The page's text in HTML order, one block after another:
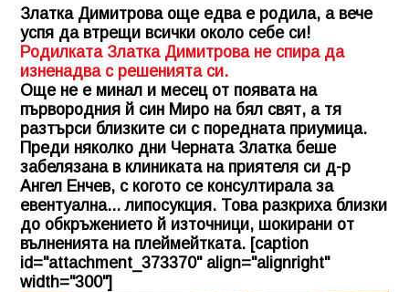
Златка Димитрова още едва е родила, а вече
успя да втрещи всички около себе си!
Родилката Златка Димитрова не спира да
изненадва с решенията си.
Още не е минал и месец от появата на
първородния й син Миро на бял свят, а тя
разтърси близките си с поредната приумица.
Преди няколко дни Черната Златка беше
забелязана в клиниката на приятеля си д-р
Ангел Енчев, с когото се консултирала за
евентуална... липосукция. Това разкриха близки
до обкръжението й източници, шокирани от
вълненията на плеймейтката. [caption
id="attachment_373370" align="alignright"
width="300"]